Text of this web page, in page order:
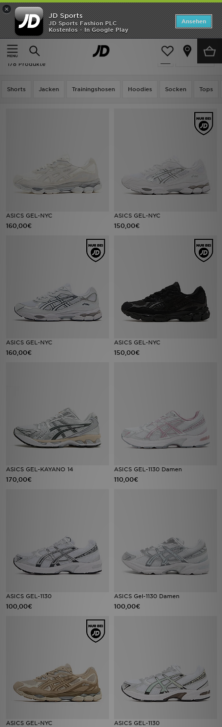
×
JD Sports
JD Sports Fashion PLC
Kostenlos - In Google Play
Ansehen
Startseite
ASICS
verfeinern
ASICS
178 Produkte
Shorts Jacken Trainingshosen Hoodies Socken Tops
ASICS GEL-NYC
160,00€
ASICS GEL-NYC
150,00€
ASICS GEL-NYC
160,00€
ASICS GEL-NYC
150,00€
ASICS GEL-KAYANO 14
170,00€
ASICS GEL-1130 Damen
110,00€
ASICS GEL-1130
100,00€
ASICS Gel-1130 Damen
100,00€
ASICS GEL-NYC ASICS GEL-1130
Startseite
ANGEBOTE
Marken
Bestsellers
Geschenkkarte
Filialfinder
Meine Nachrichten
Trending Styles